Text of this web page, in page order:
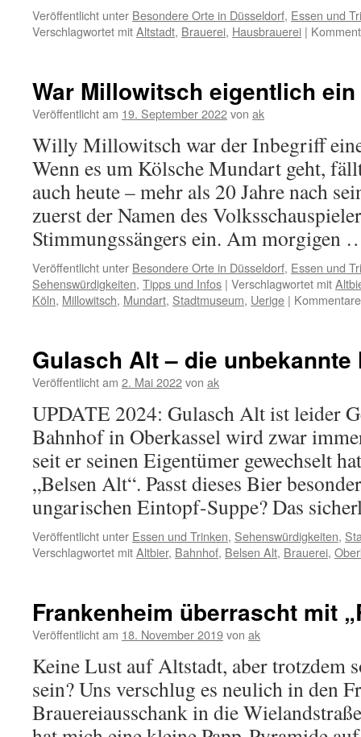
Veröffentlicht unter Besondere Orte in Düsseldorf, Essen und
Verschlagwortet mitAltstadt, Brauerei, Hausbrauerei |
War Millowitsch eigentlich
Veröffentlicht am 19. September 2022von ak
Willy Millowitsch war der Inbegriff
Wenn es um Kölsche Mundart geht,
auch heute – mehr als 20 Jahre nach
zuerst der Namen des
Stimmungssängers ein. Am morgigen
Veröffentlicht unter Besondere Orte in Düsseldorf, Essen und
Sehenswürdigkeiten, Tipps und Infos | Verschlagwortet mit
Köln, Millowitsch, Mundart, Stadtmuseum, Uerige |
Gulasch Alt – die unbekannte
Veröffentlicht am 2. Mai 2022von ak
UPDATE 2024: Gulasch Alt ist leider
Bahnhof in Oberkassel wird zwar
seit er seinen Eigentümer gewechselt
„Belsen Alt“. Passt dieses Bier
ungarischen Eintopf-Suppe? Das
Veröffentlicht unter Essen und Trinken, Sehenswürdigkeiten,
Verschlagwortet mitAltbier, Bahnhof, Belsen Alt, Brauerei,
Frankenheim überrascht mit
Veröffentlicht am 18. November 2019von ak
Keine Lust auf Altstadt, aber trotzdem
sein? Uns verschlug es neulich in den
Brauereiausschank in die